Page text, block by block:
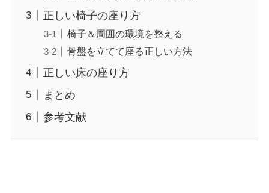
正しい椅子の座り方
椅子＆周囲の環境を整える
骨盤を立てて座る正しい方法
正しい床の座り方
まとめ
参考文献